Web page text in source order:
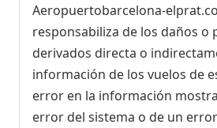
Aeropuertobarcelona-
responsabiliza de los daños o
derivados directa o
información de los vuelos de
error en la información
error del sistema o de un